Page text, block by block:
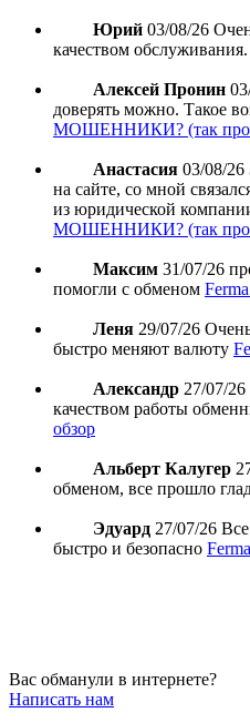
Юрий 03/08/26
качеством обслуживания.
Алексей Пронин
доверять можно. Такое
МОШЕННИКИ? (так
Анастасия 03/08/26
на сайте, со мной
из юридической
МОШЕННИКИ? (так
Максим 31/07/26
помогли с обменом
Леня 29/07/26
быстро меняют валюту
Александр 27/07/26
качеством работы
обзор
Альберт Калугер
обменом, все прошло
Эдуард 27/07/26
быстро и безопасно
Вас обманули в интернете?
Написать нам